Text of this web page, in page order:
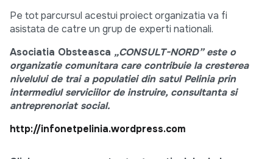
Pe tot parcursul acestui proiect organizatia va fi
asistata de catre un grup de experti nationali.
Asociatia Obsteasca „CONSULT-NORD” este o
organizatie comunitara care contribuie la cresterea
nivelului de trai a populatiei din satul Pelinia prin
intermediul serviciilor de instruire, consultanta si
antreprenoriat social.
http://infonetpelinia.wordpress.com